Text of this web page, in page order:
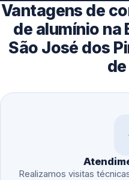
Vantagens de
de alumínio na
São José dos
Realizamos visitas